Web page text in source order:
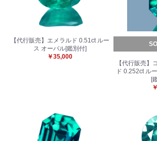
【代行販売】エメラルド 0.51ct ルー
ス オーバル[鑑別付]
￥35,000
【代行販売】
ド 0.252ct ル
[